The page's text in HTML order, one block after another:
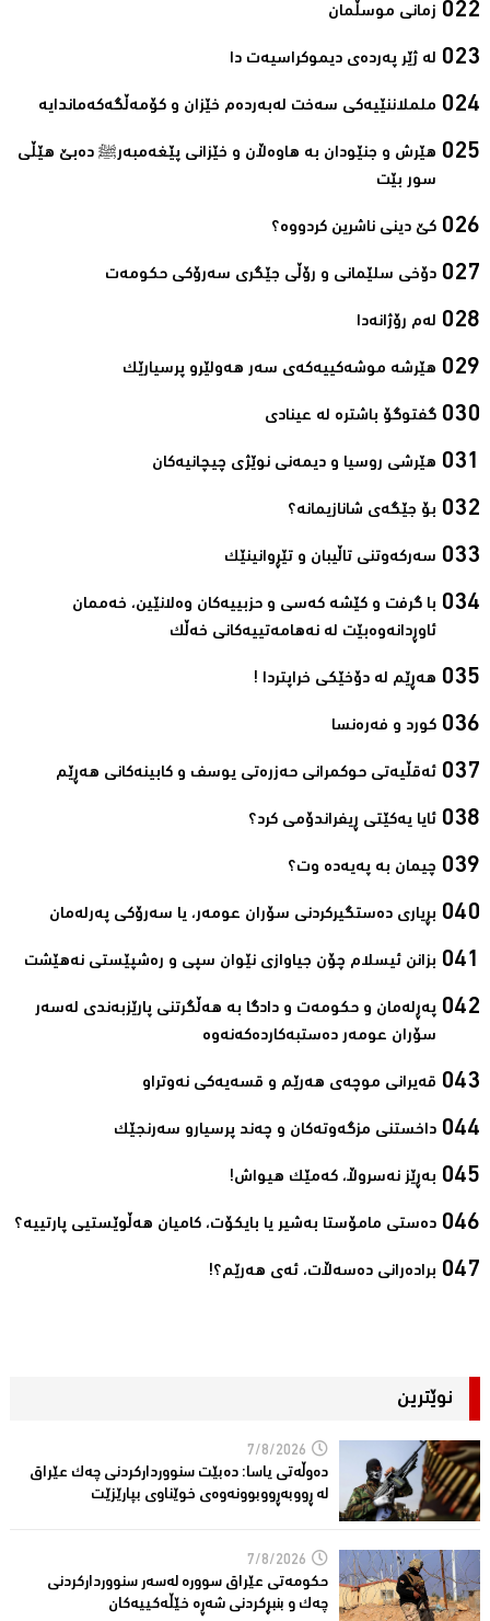
زمانی موسڵمان‌
لە ژێر پەردەی دیموکراسیەت دا‌
ململاننێیەكی سەخت لەبەردەم خێزان و كۆمەڵگەكەماندایە‌
ھێرش و جنێودان بە ھاوەڵان و خێزانی پێغەمبەرﷺ دەبێ ھێڵی
سور بێت‌
کێ دینی ناشرین کردووە؟ ‌
دۆخی سلێمانی و رۆڵی جێگری سەرۆکی حکومەت‌
لەم رۆژانەدا ‌
هێرشە موشەکییەکەی سەر هەولێرو پرسیارێک‌
گفتوگۆ باشترە لە عینادی‌
ھێرشی روسیا و دیمەنی نوێژی چیچانیەکان‌
بۆ جێگەی شانازیمانە؟‌
سەرکەوتنی تاڵیبان و تێڕوانینێک‌
با گرفت و كێشه‌ كه‌سی و حزبییه‌كان وه‌لانێین، خه‌ممان
ئاوڕدانه‌وه‌بێت له‌ نه‌هامه‌تییه‌كانی خه‌ڵك‌
ھەڕێم لە دۆخێکی خراپتردا !‌
کورد و فەرەنسا‌
ئەقڵیەتی حوکمرانی حەزرەتی یوسف و کابینەکانی ھەڕێم‌
ئایا یەكێتی ڕیفراندۆمی كرد؟‌
چیمان به‌ پەیەدە وت؟‌
بڕیاری دەستگیرکردنی سۆران عومەر، یا سەرۆکی پەرلەمان‌
بزانن ئیسلام چۆن جیاوازی نێوان سپی و رەشپێستی نەھێشت‌
پەڕلەمان و حکومەت و دادگا بە ھەڵگرتنی پارێزبەندی لەسەر
سۆران عومەر دەستبەکاردەکەنەوە‌
قەیرانی موچەی ھەرێم و قسەیەکی نەوتراو‌
داخستنی مزگەوتەکان و چەند پرسیارو سەرنجێک‌
بەڕێز نەسروڵا، کەمێك ھیواش!‌
ده‌ستی مامۆستا به‌شیر یا بایكۆت، كامیان هه‌ڵوێستیی پارتییه‌؟‌
برادەرانی دەسەڵات، ئەی ھەرێم؟!‌
نوێترین
7/8/2026
دەوڵەتی یاسا: دەبێت سنوورداركردنی چەك عێراق
لە ڕووبەڕووبوونەوەی خوێناوی بپارێزێت
7/8/2026
حكومەتى عێراق سوورە لەسەر سنوورداركردنی
چەك و بنبڕكردنی شەڕە خێڵەكییەكان